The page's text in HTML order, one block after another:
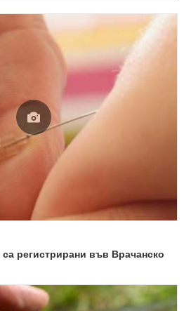
регистрирани във Врачанско